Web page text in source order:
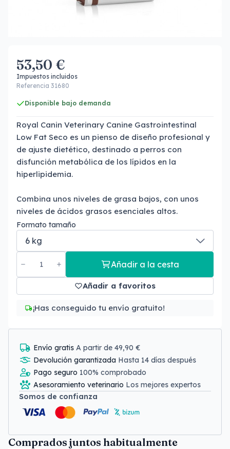
53,50 €
Impuestos incluidos
Referencia 31680
Disponible bajo demanda
Royal Canin Veterinary Canine Gastrointestinal
Low Fat Seco es un pienso de diseño profesional y
de ajuste dietético, destinado a perros con
disfunción metabólica de los lípidos en la
hiperlipidemia.
Combina unos niveles de grasa bajos, con unos
niveles de ácidos grasos esenciales altos.
Formato tamaño
Añadir a la cesta
Añadir a favoritos
¡Has conseguido tu envío gratuito!
Envío gratis A partir de 49,90 €
Devolución garantizada Hasta 14 días después
Pago seguro 100% comprobado
Asesoramiento veterinario Los mejores expertos
Somos de confianza
Comprados juntos habitualmente